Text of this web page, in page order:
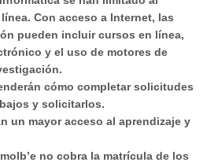
Con acceso a Internet, las
pueden incluir cursos en línea,
y el uso de motores de
cómo completar solicitudes
y solicitarlos.
un mayor acceso al aprendizaje y
no cobra la matrícula de los